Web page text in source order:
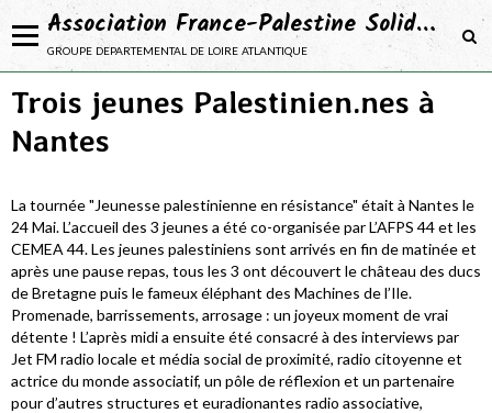
Association France-Palestine Solidarité 44
groupe departemental de loire atlantique
NOTRE ASSOCIATION
Adhérer
NOS CAMPAGNES
NOS PROJETS
SE DOCUMENTER
Trois jeunes Palestinien.nes à
Nantes
La tournée "Jeunesse palestinienne en résistance" était à Nantes le
24 Mai. L’accueil des 3 jeunes a été co-organisée par L’AFPS 44 et les
CEMEA 44. Les jeunes palestiniens sont arrivés en fin de matinée et
après une pause repas, tous les 3 ont découvert le château des ducs
de Bretagne puis le fameux éléphant des Machines de l’Ile.
Promenade, barrissements, arrosage : un joyeux moment de vrai
détente ! L’après midi a ensuite été consacré à des interviews par
Jet FM radio locale et média social de proximité, radio citoyenne et
actrice du monde associatif, un pôle de réflexion et un partenaire
pour d’autres structures et euradionantes radio associative,